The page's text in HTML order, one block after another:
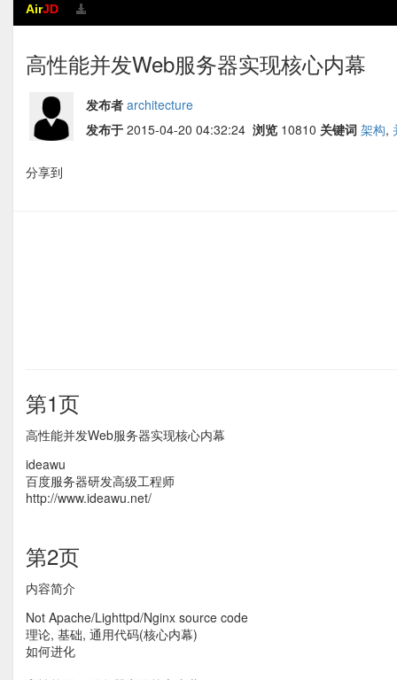
AirJD
高性能并发Web服务器实现核心内幕
发布者 architecture
发布于 2015-04-20 04:32:24 浏览 10810 关键词 架构,
分享到
第1页
高性能并发Web服务器实现核心内幕
ideawu
百度服务器研发高级工程师
http://www.ideawu.net/
第2页
内容简介
Not Apache/Lighttpd/Nginx source code
理论, 基础, 通用代码(核心内幕)
如何进化